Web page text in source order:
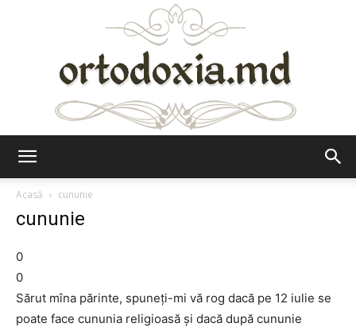
Acasă
cununie
cununie
0
0
Sărut mîna părinte, spuneți-mi vă rog dacă pe 12 iulie se
poate face cununia religioasă și dacă după cununie